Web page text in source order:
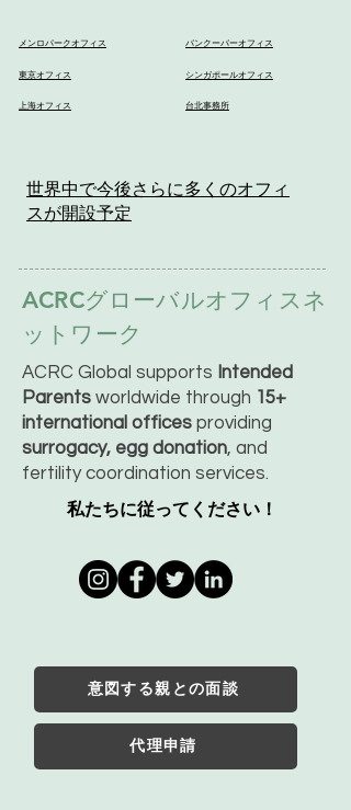
メンロパークオフィス
東京オフィス
上海オフィス
バンクーバーオフィス
シンガポールオフィス
台北事務所
世界中で今後さらに多くのオフィ
スが開設予定
ACRCグローバルオフィスネ
ットワーク
ACRC Global supports Intended
Parents worldwide through 15+
international offices providing
surrogacy, egg donation, and
fertility coordination services.
私たちに従ってください！
意図する親との面談
代理申請